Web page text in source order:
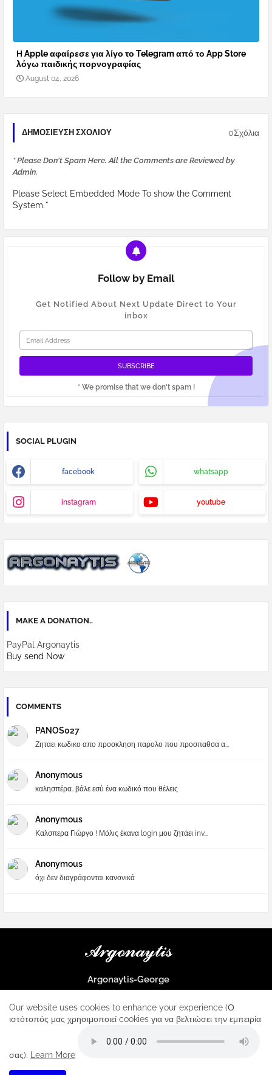
Η Apple αφαίρεσε για λίγο το Telegram από το App Store
λόγω παιδικής πορνογραφίας
August 04, 2026
ΔΗΜΟΣΊΕΥΣΗ ΣΧΟΛΊΟΥ 0Σχόλια
* Please Don't Spam Here. All the Comments are Reviewed by
Admin.
Please Select Embedded Mode To show the Comment
System.*
Follow by Email
Get Notified About Next Update Direct to Your
inbox
* We promise that we don't spam !
SOCIAL PLUGIN
facebook whatsapp
instagram youtube
MAKE A DONATION..
PayPal Argonaytis
Buy send Now
COMMENTS
PANOS027
Ζηταει κωδικο απο προσκληση παρολο που προσπαθσα α...
Anonymous
καλησπέρα...βάλε εσύ ένα κωδικό που θέλεις
Anonymous
Καλσπερα Γιώργο ! Μόλις έκανα login μου ζητάει inv...
Anonymous
όχι δεν διαγράφονται κανονικά
Argonaytis-George
μοναδικός σταθμός για κάθε iphone
Home
Our website uses cookies to enhance your experience (Ο
ιστότοπός μας χρησιμοποιεί cookies για να βελτιώσει την εμπειρία
σας). Learn More